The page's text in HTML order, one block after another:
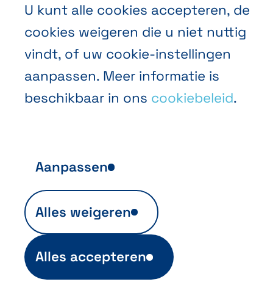
Abihome NL
U kunt alle cookies accepteren, de
cookies weigeren die u niet nuttig
vindt, of uw cookie-instellingen
aanpassen. Meer informatie is
beschikbaar in ons cookiebeleid.
Anonieme publieksanalyse
Ils sont indispensables au fonctionnement
du site et sont automatiquement actifs
(ex. info de login). Ils permettent aussi
d'établir des statistiques anonymes sur
Aanpassen
Alles weigeren
Alles accepteren